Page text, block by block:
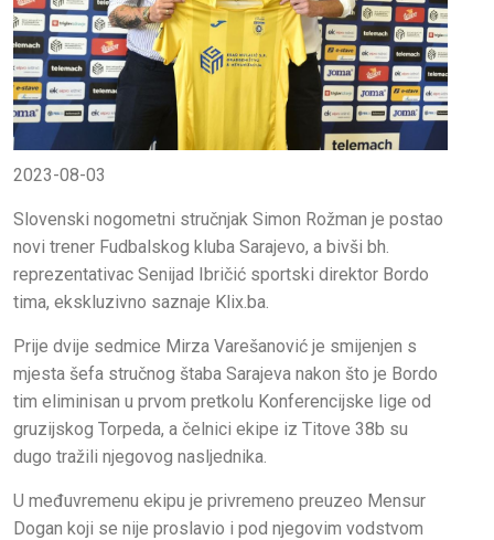
2023-08-03
Slovenski nogometni stručnjak Simon Rožman je postao
novi trener Fudbalskog kluba Sarajevo, a bivši bh.
reprezentativac Senijad Ibričić sportski direktor Bordo
tima, ekskluzivno saznaje Klix.ba.
Prije dvije sedmice Mirza Varešanović je smijenjen s
mjesta šefa stručnog štaba Sarajeva nakon što je Bordo
tim eliminisan u prvom pretkolu Konferencijske lige od
gruzijskog Torpeda, a čelnici ekipe iz Titove 38b su
dugo tražili njegovog nasljednika.
U međuvremenu ekipu je privremeno preuzeo Mensur
Dogan koji se nije proslavio i pod njegovim vodstvom